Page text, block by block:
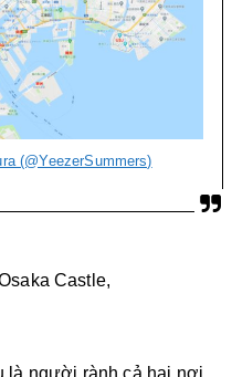
(@YeezerSummers)
Castle,